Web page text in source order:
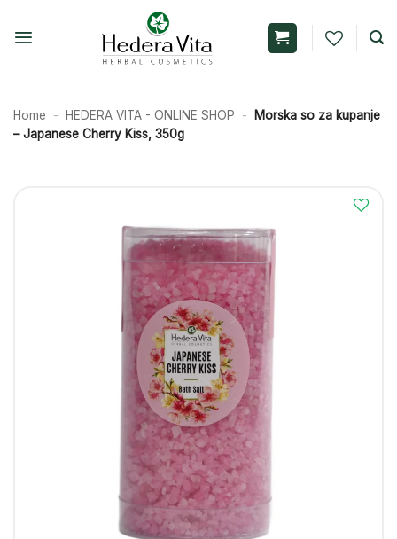
Home - HEDERA VITA - ONLINE SHOP -
Morska so za kupanje
– Japanese Cherry Kiss, 350g